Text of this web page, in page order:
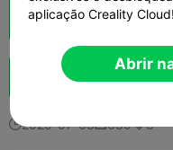
Fatiamento na Nuvem
Boost
2025-07-036398
aplicação Creality Cloud!
Abrir